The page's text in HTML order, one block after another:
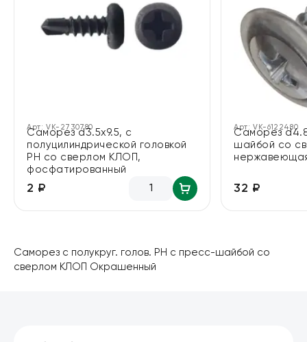
Арт: VK-2730780
Саморез d3.5х9.5, с
полуцилиндрической головкой
PH со сверлом КЛОП,
фосфатированный
2 ₽
Арт:VK-6122480
Саморез
шайбой со
32 ₽
Саморез с полукруг. голов. PH с пресс-шайбой со
сверлом КЛОП Окрашенный